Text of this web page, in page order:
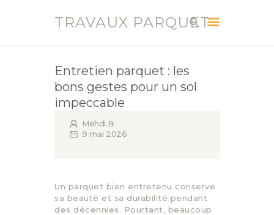
TRAVAUX PARQUET
ACCUEIL
SERVICES
CONTACT
Entretien parquet : les
bons gestes pour un sol
impeccable
Mehdi.B
9 mai 2026
Un parquet bien entretenu conserve
sa beauté et sa durabilité pendant
des décennies. Pourtant, beaucoup